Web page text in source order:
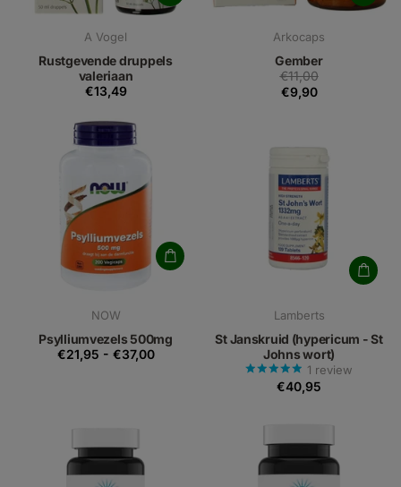
A Vogel
Rustgevende druppels
valeriaan
€13,49
Arkocaps
Gember
€11,00
€9,90
NOW
Psylliumvezels 500mg
€21,95 - €37,00
Lamberts
St Janskruid (hypericum - St
Johns wort)
1 review
€40,95